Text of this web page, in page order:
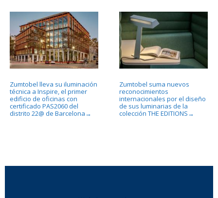
Zumtobel lleva su iluminación
técnica a Inspire, el primer
edificio de oficinas con
certificado PAS2060 del
distrito 22@ de Barcelona →
Zumtobel suma nuevos
reconocimientos
internacionales por el diseño
de sus luminarias de la
colección THE EDITIONS →